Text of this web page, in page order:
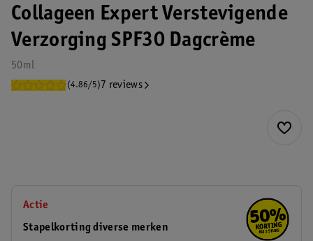
Collageen Expert Verstevigende
Verzorging SPF30 Dagcrème
50ml
(4.86/5) 7 reviews
Actie
Stapelkorting diverse merken